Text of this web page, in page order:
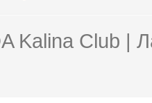
Kalina Club |